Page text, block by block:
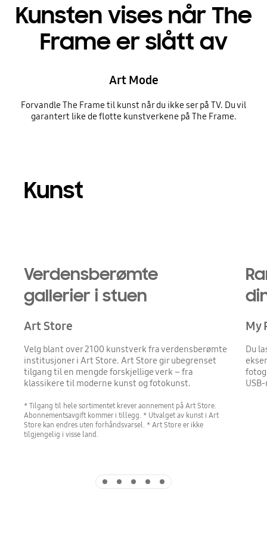
Kunsten vises når The
Frame er slått av
Art Mode
Forvandle The Frame til kunst når du ikke ser på TV. Du vil
garantert like de flotte kunstverkene på The Frame.
Kunst
Verdensberømte
gallerier i stuen
Art Store
Velg blant over 2100 kunstverk fra verdensberømte
institusjoner i Art Store. Art Store gir ubegrenset
tilgang til en mengde forskjellige verk – fra
klassikere til moderne kunst og fotokunst.
* Tilgang til hele sortimentet krever aonnement på Art Store.
Abonnementsavgift kommer i tillegg. * Utvalget av kunst i Art
Store kan endres uten forhåndsvarsel. * Art Store er ikke
tilgjengelig i visse land.
My
Du